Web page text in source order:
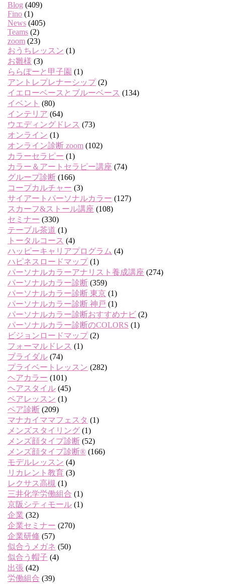
Blog (409)
Fino (1)
News (405)
Teams (2)
zoom (23)
おうちレッスン (1)
お雛様 (3)
ららぽーと甲子園 (1)
アントレプレナーシップ(2)
イエローベースとブルーベース (134)
イベント (80)
インテリア (64)
ウエディングドレス (73)
オンライン (1)
オンライン診断 zoom (102)
カラーセラピー (1)
カラー＆アートセラピー講座 (74)
グループ診断 (166)
コープカルチャー (3)
サイアートパーソナルカラー (127)
スカーフ&ストール講座 (108)
セミナー (330)
テーブル茶道 (1)
トータルコース (4)
ハッピーキャリアプログラム (4)
ハピネスロードマップ(1)
パーソナルカラーアナリスト養成講座 (274)
パーソナルカラー診断 (359)
パーソナルカラー診断 東京 (1)
パーソナルカラー診断 神戸 (1)
パーソナルカラー診断おすすめナビ (2)
パーソナルカラー診断のCOLORS (1)
ビジョンロードマップ(2)
フォーマルドレス (1)
ブライダル (74)
プライベートレッスン (282)
ヘアカラー (101)
ヘアスタイル (45)
ペアレッスン (1)
ペア診断 (209)
マナカイママフェスタ (1)
メンズスタイリング (1)
メンズ顔タイプ診断 (52)
メンズ顔タイプ診断® (166)
モデルレッスン (4)
リカレント教育 (3)
レクサス高槻 (1)
三井化学労働組合 (1)
京阪シティモール (1)
企業 (32)
企業セミナー (270)
企業研修 (57)
似合うメガネ (50)
似合う帽子 (4)
出張 (42)
労働組合 (39)